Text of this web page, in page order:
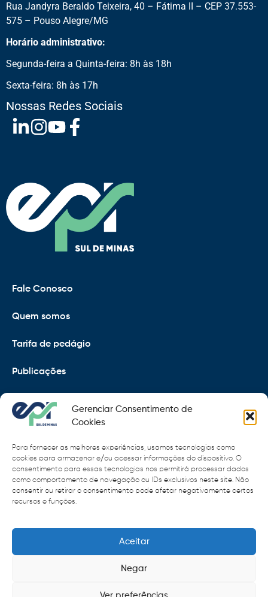
Gerenciar Consentimento de
Cookies
Para fornecer as melhores experiências, usamos tecnologias como
cookies para armazenar e/ou acessar informações do dispositivo. O
consentimento para essas tecnologias nos permitirá processar dados
como comportamento de navegação ou IDs exclusivos neste site. Não
consentir ou retirar o consentimento pode afetar negativamente certos
recursos e funções.
Aceitar
Negar
Ver preferências
Rua Jandyra Beraldo Teixeira, 40 – Fátima II – CEP 37.553-
575 – Pouso Alegre/MG
Horário administrativo:
Segunda-feira a Quinta-feira: 8h às 18h
Sexta-feira: 8h às 17h
Nossas Redes Sociais
Fale Conosco
Quem somos
Tarifa de pedágio
Publicações
Copyright 2021 © 2026 Grupo EPR - Todos Os Direitos
Código de Defesa do Consumidor
Política de Cookies